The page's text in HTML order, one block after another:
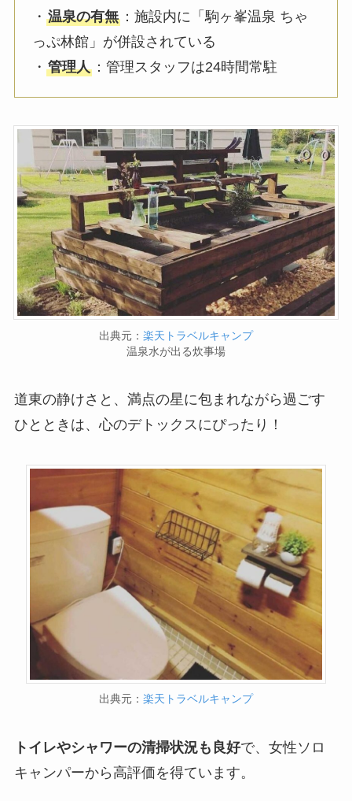
・温泉の有無 ：施設内に「駒ヶ峯温泉 ちゃ
っぷ林館」が併設されている
・管理人 ：管理スタッフは24時間常駐
出典元： 楽天トラベルキャンプ
温泉水が出る炊事場
道東の静けさと、満点の星に包まれながら過ごす
ひとときは、心のデトックスにぴったり！
出典元： 楽天トラベルキャンプ
トイレやシャワーの清掃状況も良好で、女性ソロ
キャンパーから高評価を得ています。